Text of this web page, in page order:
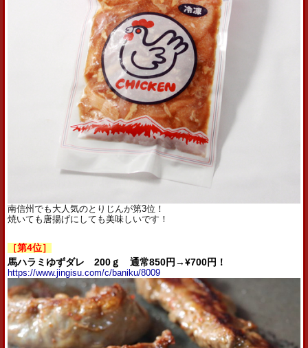
南信州でも大人気のとりじんが第3位！
焼いても唐揚げにしても美味しいです！
［第4位］
馬ハラミゆずダレ 200ｇ 通常850円→¥700円！
https://www.jingisu.com/c/baniku/8009